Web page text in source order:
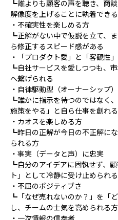
┗誰よりも顧客の声を聴き、商
解像度を上げることに執着できる
・不確実性を楽しめる方
┗正解がない中で仮説を立て、
ら修正するスピード感がある
・「プロダクト愛」と「客観性
┗自社サービスを愛しつつも、
へ繋げられる
・自律駆動型（オーナーシップ）
┗誰かに指示を待つのではなく
施策をやる」と自ら仕事を創れる
・カオスを楽しめる方
┗昨日の正解が今日の不正解に
られる方
・事実（データと声）に忠実
┗自分のアイデアに固執せず、
ト」として冷静に受け止められ
・不屈のポジティブさ
┗「なぜ売れないのか？」を「
し、チームの士気を高められる方
・一次情報の信奉者